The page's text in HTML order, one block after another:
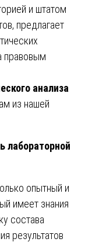
и штатом
предлагает
правовым
анализа
из нашей
лабораторной
опытный и
имеет знания
состава
результатов